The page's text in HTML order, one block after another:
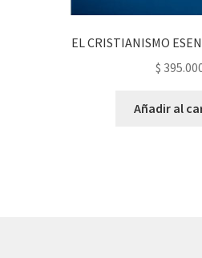
EL CRISTIANISMO
$
Añadir al